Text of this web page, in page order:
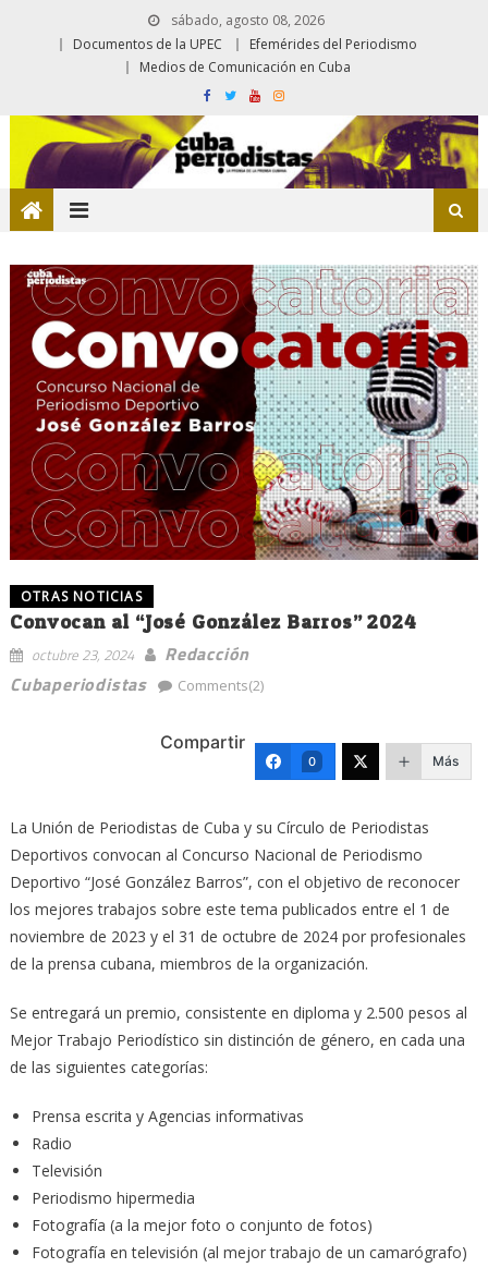
sábado, agosto 08, 2026
Documentos de la UPEC
Efemérides del Periodismo
Medios de Comunicación en Cuba
OTRAS NOTICIAS
Convocan al “José González Barros” 2024
octubre 23, 2024
Redacción
Cubaperiodistas
Comments(2)
Compartir
0 Más
La Unión de Periodistas de Cuba y su Círculo de Periodistas
Deportivos convocan al Concurso Nacional de Periodismo
Deportivo “José González Barros”, con el objetivo de reconocer
los mejores trabajos sobre este tema publicados entre el 1 de
noviembre de 2023 y el 31 de octubre de 2024 por profesionales
de la prensa cubana, miembros de la organización.
Se entregará un premio, consistente en diploma y 2.500 pesos al
Mejor Trabajo Periodístico sin distinción de género, en cada una
de las siguientes categorías:
Prensa escrita y Agencias informativas
Radio
Televisión
Periodismo hipermedia
Fotografía (a la mejor foto o conjunto de fotos)
Fotografía en televisión (al mejor trabajo de un camarógrafo)